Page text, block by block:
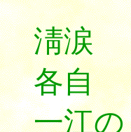
淸
各自
一江